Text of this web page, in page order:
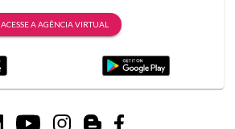
ACESSE A AGÊNCIA VIRTUAL